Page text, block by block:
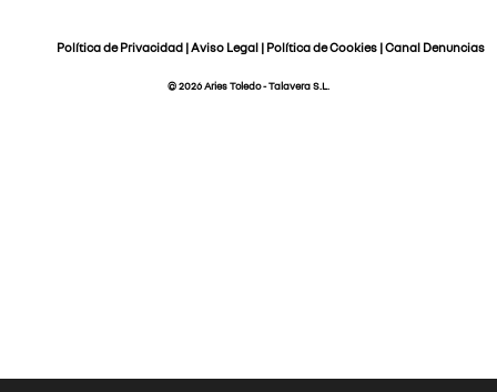
Política de Privacidad |Aviso Legal | Política de Cookies |Canal Denuncias
© 2026 Aries Toledo - Talavera S.L.